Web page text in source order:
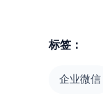
标签：
企业微信